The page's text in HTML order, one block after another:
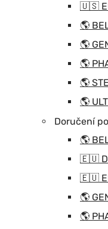
🇺🇸
🌎
🌎
🌎
🌎
🌎
Doručení
🌎
🇪🇺
🇪🇺
🌎
🌎